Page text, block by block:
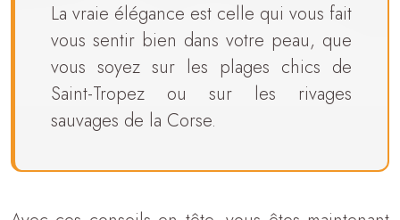
La vraie élégance est celle qui vous fait
vous sentir bien dans votre peau, que
vous soyez sur les plages chics de
Saint-Tropez ou sur les rivages
sauvages de la Corse.